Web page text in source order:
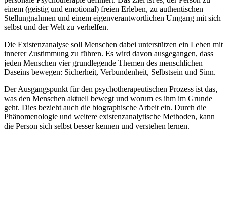
einem (geistig und emotional) freien Erleben, zu authentischen
Stellungnahmen und einem eigenverantwortlichen Umgang mit sich
selbst und der Welt zu verhelfen.
Die Existenzanalyse soll Menschen dabei unterstützen ein Leben mit
innerer Zustimmung zu führen. Es wird davon ausgegangen, dass
jeden Menschen vier grundlegende Themen des menschlichen
Daseins bewegen: Sicherheit, Verbundenheit, Selbstsein und Sinn.
Der Ausgangspunkt für den psychotherapeutischen Prozess ist das,
was den Menschen aktuell bewegt und worum es ihm im Grunde
geht. Dies bezieht auch die biographische Arbeit ein. Durch die
Phänomenologie und weitere existenzanalytische Methoden, kann
die Person sich selbst besser kennen und verstehen lernen.